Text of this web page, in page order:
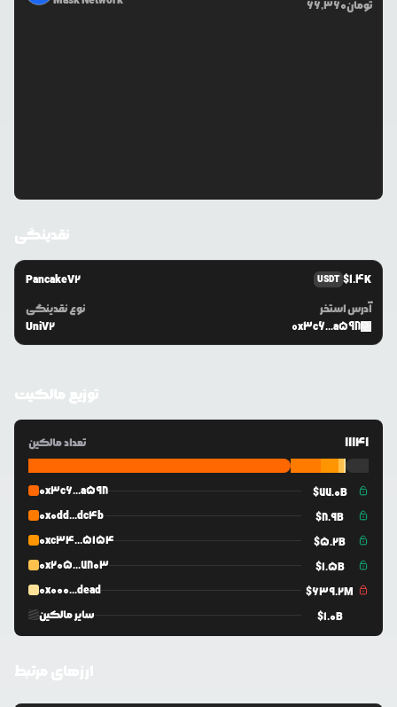
66,360تومان
نقدینگی
PancakeV2 USDT $1.4K
نوع نقدینگی
UniV2
آدرس استخر
0x3c6...a598
توزیع مالکیت
تعداد مالکین 11141
0x3c6...a598 $77.0B
0x0dd...dc4b
$8.9B
0xc34...5154
$5.2B
0x205...7803
$1.5B
0x000...dead
$639.2M
سایر مالکین
$1.0B